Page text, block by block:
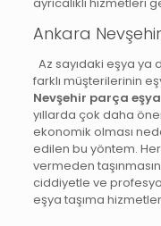
Ankara
Az sayıdaki eşya ya
farklı müşterilerinin
Nevşehir parça
yıllarda çok daha
ekonomik olması
edilen bu yöntem.
vermeden
ciddiyetle ve
eşya taşıma